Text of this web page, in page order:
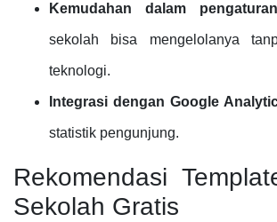
Kemudahan dalam pengaturan
sekolah bisa mengelolanya
teknologi.
Integrasi dengan Google
statistik pengunjung.
Rekomendasi
Sekolah Gratis